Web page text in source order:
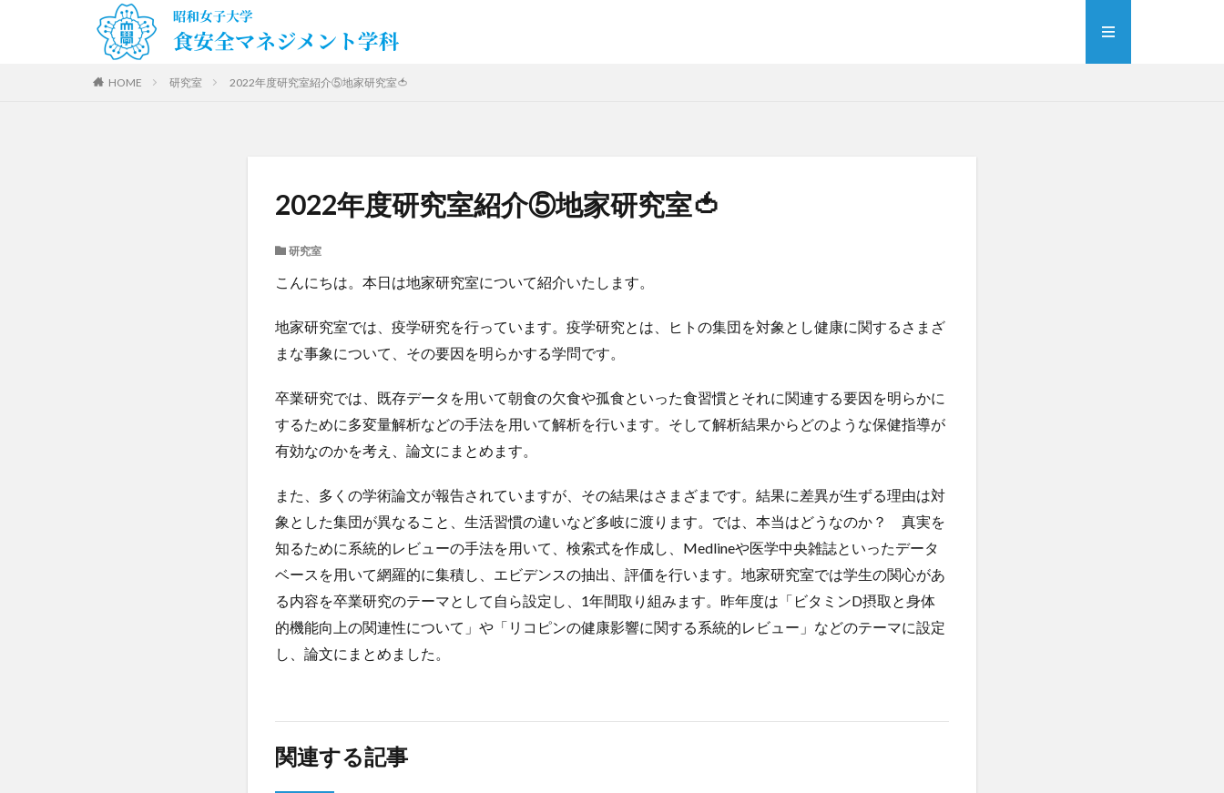
HOME 研究室 2022年度研究室紹介⑤地家研究室🍅
2022年度研究室紹介⑤地家研究室🍅
研究室
こんにちは。本日は地家研究室について紹介いたします。
地家研究室では、疫学研究を行っています。疫学研究とは、ヒトの集団を対象とし健康に関するさまざ
まな事象について、その要因を明らかする学問です。
卒業研究では、既存データを用いて朝食の欠食や孤食といった食習慣とそれに関連する要因を明らかに
するために多変量解析などの手法を用いて解析を行います。そして解析結果からどのような保健指導が
有効なのかを考え、論文にまとめます。
また、多くの学術論文が報告されていますが、その結果はさまざまです。結果に差異が生ずる理由は対
象とした集団が異なること、生活習慣の違いなど多岐に渡ります。では、本当はどうなのか？ 真実を
知るために系統的レビューの手法を用いて、検索式を作成し、Medlineや医学中央雑誌といったデータ
ベースを用いて網羅的に集積し、エビデンスの抽出、評価を行います。地家研究室では学生の関心があ
る内容を卒業研究のテーマとして自ら設定し、1年間取り組みます。昨年度は「ビタミンD摂取と身体
的機能向上の関連性について」や「リコピンの健康影響に関する系統的レビュー」などのテーマに設定
し、論文にまとめました。
関連する記事